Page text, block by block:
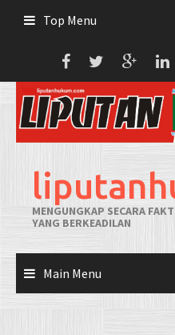
Top Menu
MENGUNGKAP SECARA
YANG BERKEADILAN
Main Menu